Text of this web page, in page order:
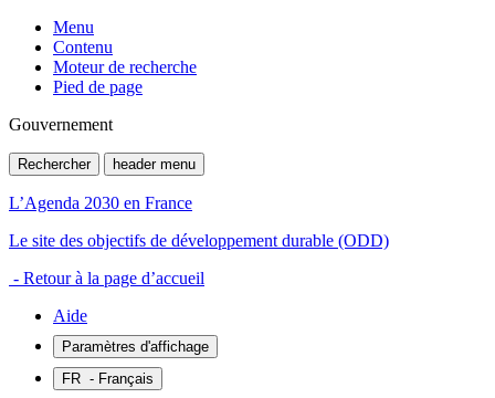
Menu
Contenu
Moteur de recherche
Pied de page
Gouvernement
Rechercher header menu
L’Agenda 2030 en France
Le site des objectifs de développement durable (ODD)
- Retour à la page d’accueil
Aide
Paramètres d'affichage
FR - Français